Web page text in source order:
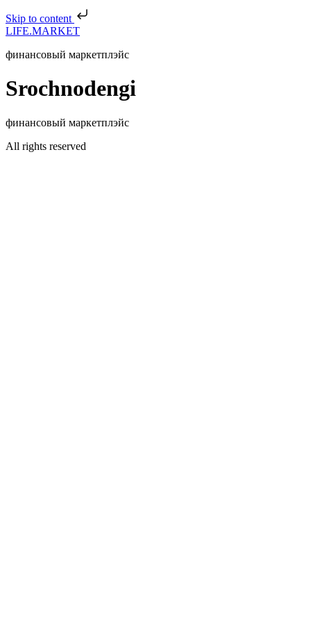
Skip to content
LIFE.MARKET
финансовый маркетплэйс
Srochnodengi
финансовый маркетплэйс
All rights reserved